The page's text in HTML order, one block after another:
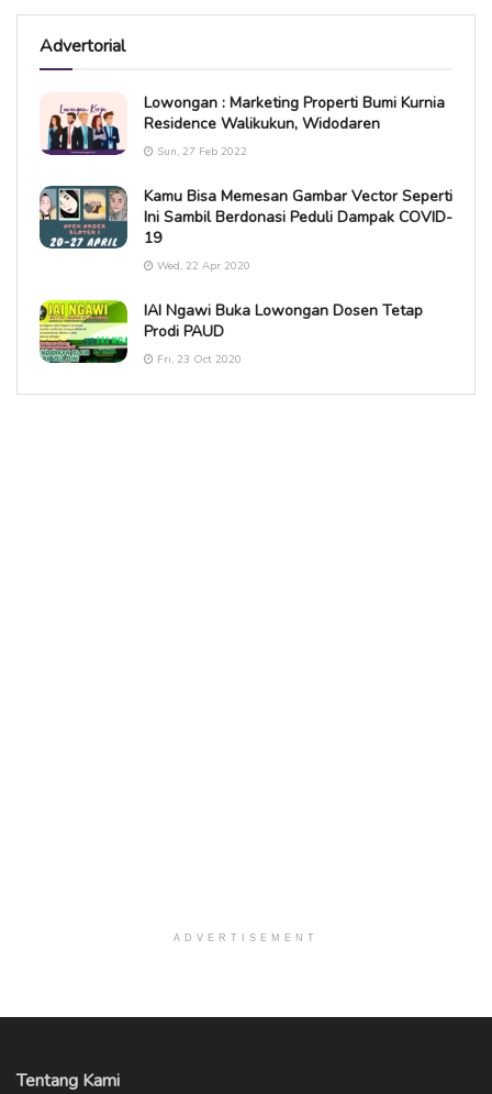
Advertorial
Lowongan : Marketing Properti Bumi Kurnia
Residence Walikukun, Widodaren
Sun, 27 Feb 2022
Kamu Bisa Memesan Gambar Vector Seperti
Ini Sambil Berdonasi Peduli Dampak COVID-
19
Wed, 22 Apr 2020
IAI Ngawi Buka Lowongan Dosen Tetap
Prodi PAUD
Fri, 23 Oct 2020
ADVERTISEMENT
Tentang Kami